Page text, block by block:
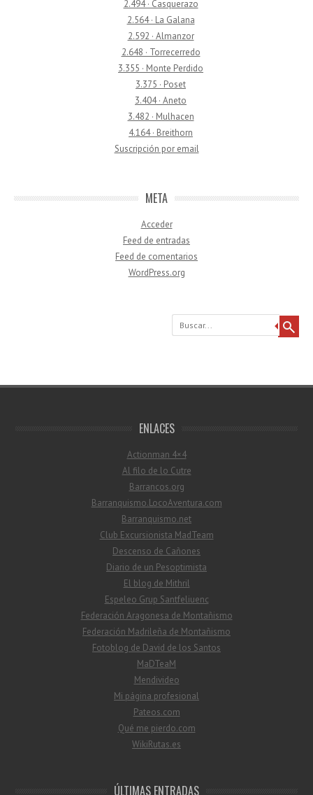
2.494 · Casquerazo
2.564 · La Galana
2.592 · Almanzor
2.648 · Torrecerredo
3.355 · Monte Perdido
3.375 · Poset
3.404 · Aneto
3.482 · Mulhacen
4.164 · Breithorn
Suscripción por email
META
Acceder
Feed de entradas
Feed de comentarios
WordPress.org
Buscar
ENLACES
Actionman 4×4
Al filo de lo Cutre
Barrancos.org
Barranquismo.LocoAventura.com
Barranquismo.net
Club Excursionista MadTeam
Descenso de Cañones
Diario de un Pesoptimista
El blog de Mithril
Espeleo Grup Santfeliuenc
Federación Aragonesa de Montañismo
Federación Madrileña de Montañismo
Fotoblog de David de los Santos
MaDTeaM
Mendivideo
Mi página profesional
Pateos.com
Qué me pierdo.com
WikiRutas.es
ÚLTIMAS ENTRADAS